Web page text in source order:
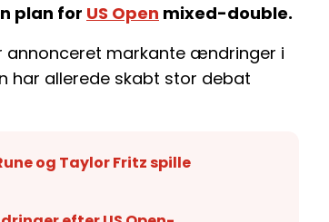
plan for US Open mixed-double.
annonceret markante ændringer i
har allerede skabt stor debat
og Taylor Fritz spille